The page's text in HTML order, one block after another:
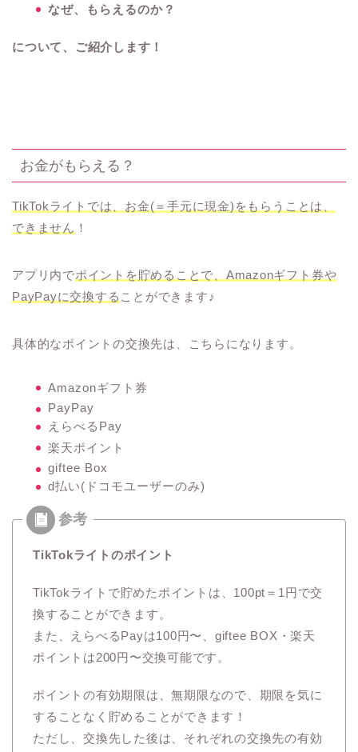
なぜ、もらえるのか？
について、ご紹介します！
お金がもらえる？
TikTokライトでは、お金(＝手元に現金)をもらうことは、
できません ！
アプリ内でポイントを貯めることで、Amazonギフト券や
PayPayに交換する ことができます♪
具体的なポイントの交換先は、こちらになります。
Amazonギフト券
PayPay
えらべるPay
楽天ポイント
giftee Box
d払い(ドコモユーザーのみ)
TikTokライトのポイント
TikTokライトで貯めたポイントは、100pt＝1円で交
換することができます。
また、えらべるPayは100円〜、giftee BOX・楽天
ポイントは200円〜交換可能です。
ポイントの有効期限は、無期限なので、期限を気に
することなく貯めることができます！
ただし、交換先した後は、それぞれの交換先の有効